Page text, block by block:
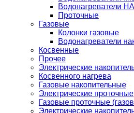
Водонагреватели
Проточные
Газовые
Колонки газовые
Водонагреватели
Косвенные
Прочее
Электрические
Косвенного нагрева
Газовые накопительные
Электрические проточные
Газовые проточные
Электрические